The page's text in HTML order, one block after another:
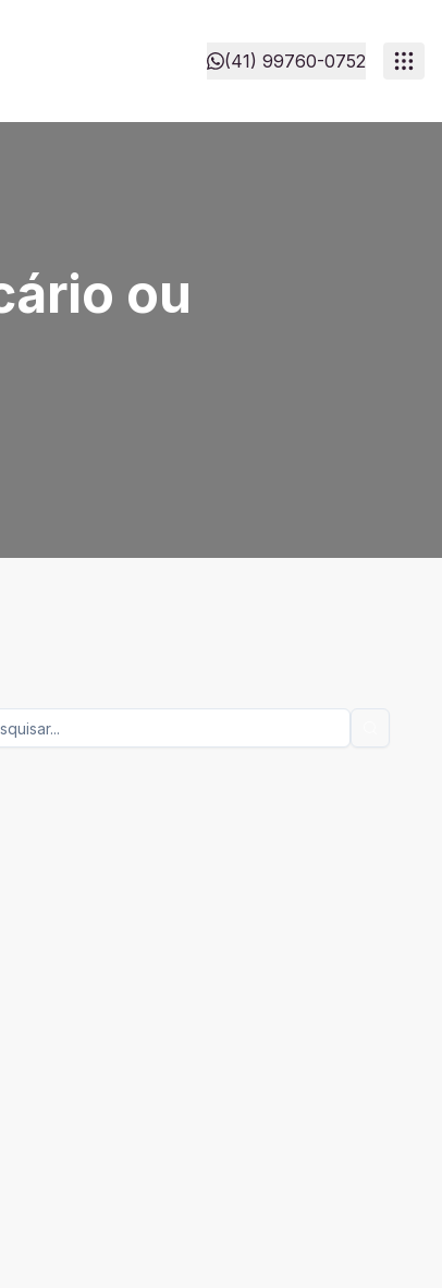
(41) 99760-0752
ou